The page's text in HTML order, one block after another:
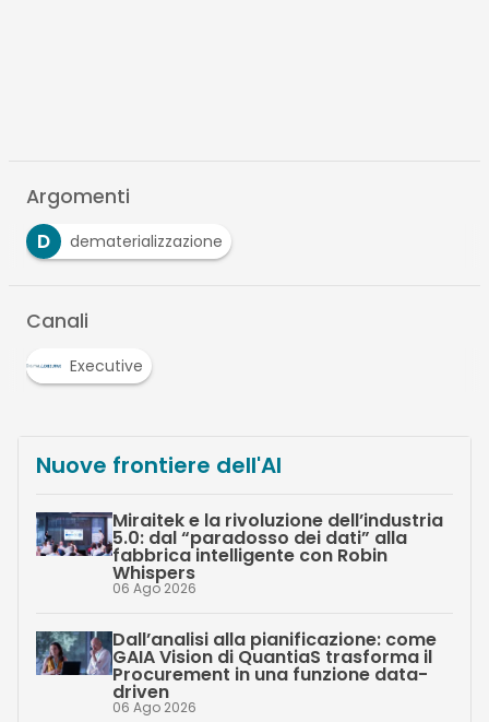
Argomenti
D
dematerializzazione
Canali
Executive
Nuove frontiere dell'AI
Miraitek e la rivoluzione dell’industria
5.0: dal “paradosso dei dati” alla
fabbrica intelligente con Robin
Whispers
06 Ago 2026
Dall’analisi alla pianificazione: come
GAIA Vision di QuantiaS trasforma il
Procurement in una funzione data-
driven
06 Ago 2026